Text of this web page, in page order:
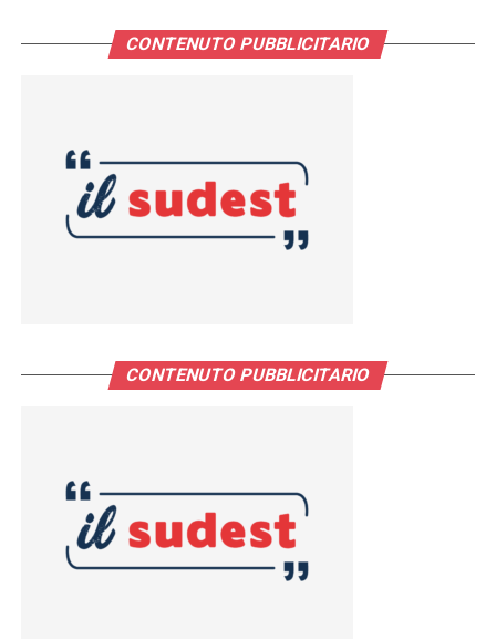
CONTENUTO PUBBLICITARIO
CONTENUTO PUBBLICITARIO